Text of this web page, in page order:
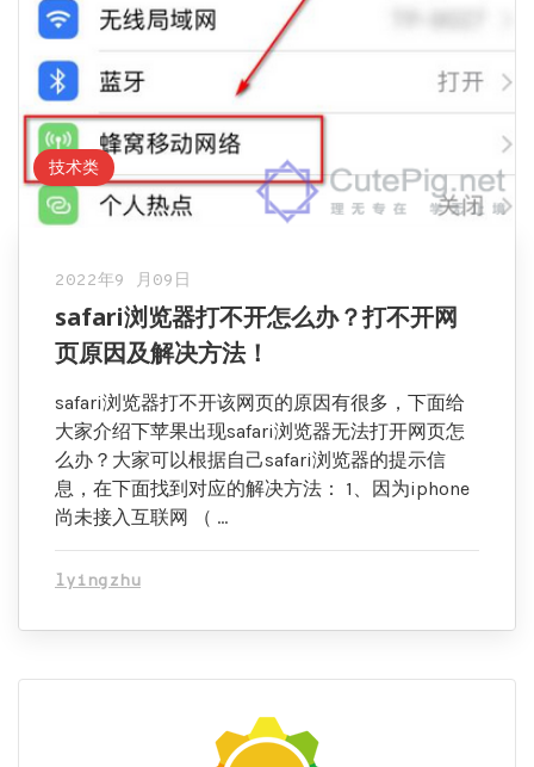
技术类
2022年9 月09日
safari浏览器打不开怎么办？打不开网
页原因及解决方法！
safari浏览器打不开该网页的原因有很多，下面给
大家介绍下苹果出现safari浏览器无法打开网页怎
么办？大家可以根据自己safari浏览器的提示信
息，在下面找到对应的解决方法： 1、因为iphone
尚未接入互联网 （ …
lyingzhu